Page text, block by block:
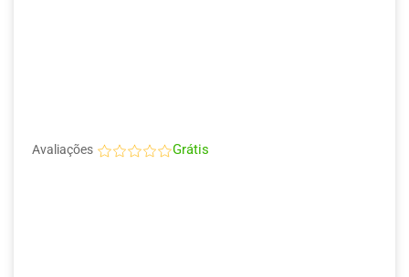
Avaliações Grátis